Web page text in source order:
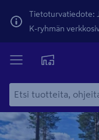
Tietoturvatiedote:
K-ryhmän
Dia
1